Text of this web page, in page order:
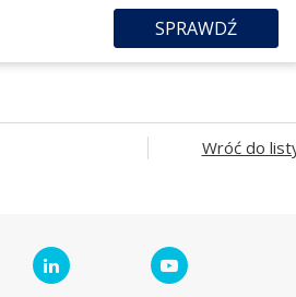
SPRAWDŹ
Wróć do